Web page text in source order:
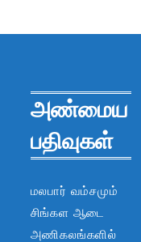
அண்மைய
பதிவுகள்
மலபார் வம்சமும்
சிங்கள ஆடை
அணிகலங்களில்